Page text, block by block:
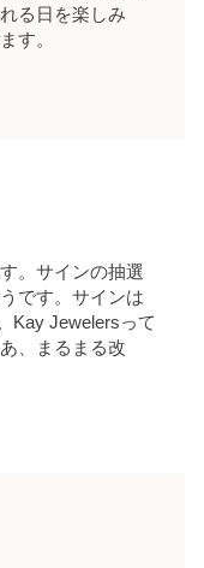
る日を楽しみ
す。
。サインの抽選
です。サインは
Kay Jewelersって
、まるまる改